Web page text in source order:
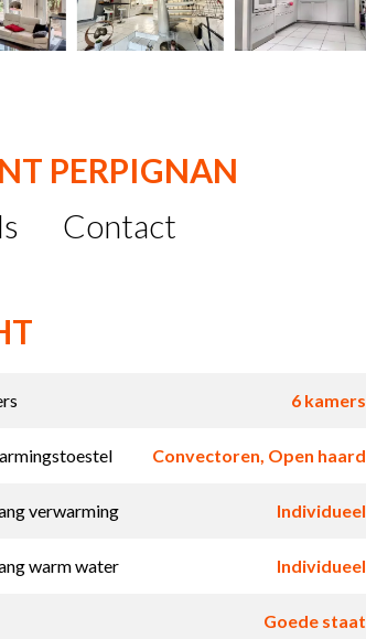
PERPIGNAN
Contact
6 kamers
Convectoren, Open haard
verwarming Individueel
warm water Individueel
Goede staat